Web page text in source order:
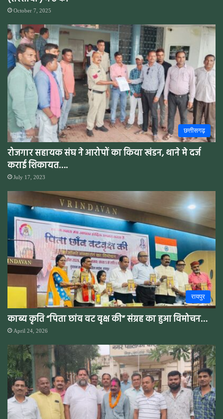
October 7, 2025
छत्तीसगढ़
रोजगार सहायक संघ ने आरोपों का किया खंडन, थाने मे दर्ज
कराई शिकायत….
July 17, 2023
रायपुर
काब्य कृति “पिता छांव वट वृक्ष की” संग्रह का हुआ विमोचन…
April 24, 2026